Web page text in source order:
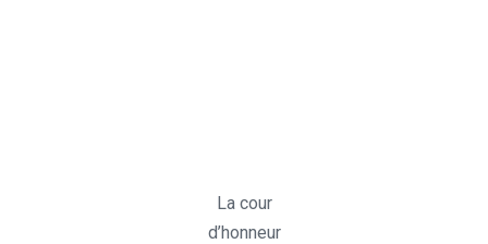
La cour
d’honneur